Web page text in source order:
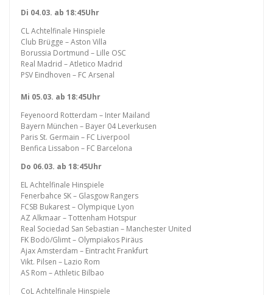
Di 04.03. ab 18:45Uhr
CL Achtelfinale Hinspiele
Club Brügge – Aston Villa
Borussia Dortmund – Lille OSC
Real Madrid – Atletico Madrid
PSV Eindhoven – FC Arsenal
Mi 05.03. ab 18:45Uhr
Feyenoord Rotterdam – Inter Mailand
Bayern München – Bayer 04 Leverkusen
Paris St. Germain – FC Liverpool
Benfica Lissabon – FC Barcelona
Do 06.03. ab 18:45Uhr
EL Achtelfinale Hinspiele
Fenerbahce SK – Glasgow Rangers
FCSB Bukarest – Olympique Lyon
AZ Alkmaar – Tottenham Hotspur
Real Sociedad San Sebastian – Manchester United
FK Bodö/Glimt – Olympiakos Piräus
Ajax Amsterdam – Eintracht Frankfurt
Vikt. Pilsen – Lazio Rom
AS Rom – Athletic Bilbao
CoL Achtelfinale Hinspiele